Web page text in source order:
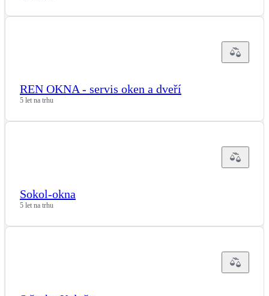
REN OKNA - servis oken a dveří
5 let na trhu
Sokol-okna
5 let na trhu